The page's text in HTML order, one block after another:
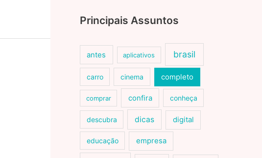
Principais Assuntos
antes aplicativos brasil
carro cinema completo
comprar confira conheça
descubra dicas digital
educação empresa